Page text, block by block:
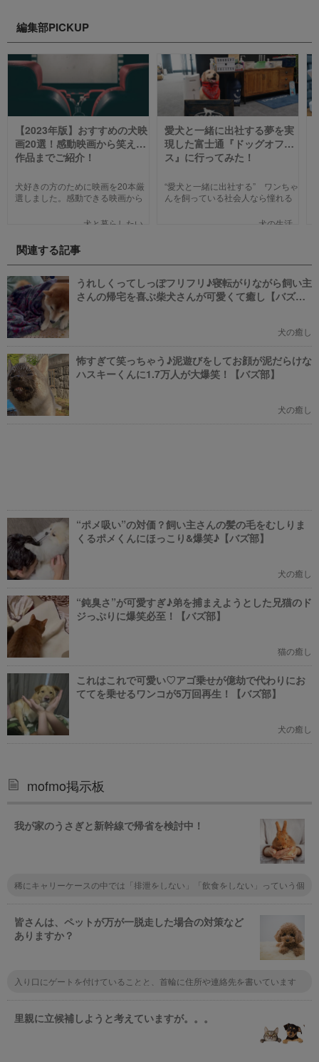
編集部PICKUP
【2023年版】おすすめの犬映
画20選！感動映画から笑える
作品までご紹介！
犬好きの方のために映画を20本厳
選しました。感動できる映画から
で、犬の名作映画を邦画7本,洋画7
ぞれの映画の魅力やあらすじを短
い文章で簡潔に紹介しています。
映画選びの参考にしていただけれ
ばと思います。
犬と暮らしたい
愛犬と一緒に出社する夢を実
現した富士通『ドッグオフィ
ス』に行ってみた！
“愛犬と一緒に出社する” ワンちゃ
んを飼っている社会人なら憧れる
そんな夢のような取り組みを富士
新たに設立された【ドッグオフィ
ス】を取材してきました！
犬の生活
関連する記事
うれしくってしっぽフリフリ♪寝転がりながら飼い主
さんの帰宅を喜ぶ柴犬さんが可愛くて癒し【バズ
犬の癒し
怖すぎて笑っちゃう♪泥遊びをしてお顔が泥だらけな
ハスキーくんに1.7万人が大爆笑！【バズ部】
犬の癒し
“ポメ吸い”の対価？飼い主さんの髪の毛をむしりま
くるポメくんにほっこり&爆笑♪【バズ部】
犬の癒し
“鈍臭さ”が可愛すぎ♪弟を捕まえようとした兄猫のド
ジっぷりに爆笑必至！【バズ部】
猫の癒し
これはこれで可愛い♡アゴ乗せが億劫で代わりにお
ててを乗せるワンコが5万回再生！【バズ部】
犬の癒し
mofmo掲示板
我が家のうさぎと新幹線で帰省を検討中！
稀にキャリーケースの中では「排泄をしない」「飲食をしない」っていう個
は指定席でペットを置く座席を予約しておくのもおすすめだけど会社によっ
て違うので実際使うところの鉄道会社に問い合わせてみて！
皆さんは、ペットが万が一脱走した場合の対策など
ありますか？
入り口にゲートを付けていることと、首輪に住所や連絡先を書いています
なんでしょうけど。
里親に立候補しようと考えていますが。。。